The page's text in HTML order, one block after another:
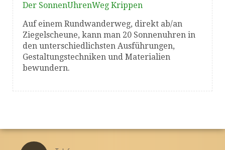
Der SonnenUhrenWeg Krippen
Auf einem Rundwanderweg, direkt ab/an
Ziegelscheune, kann man 20 Sonnenuhren in
den unterschiedlichsten Ausführungen,
Gestaltungstechniken und Materialien
bewundern.